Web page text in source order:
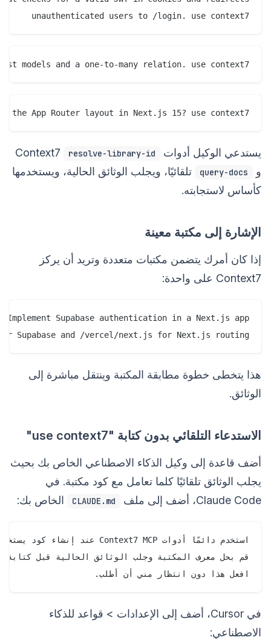
unauthenticated users to /login. use context7
models and a one-to-many relation. use context7
the App Router layout in Next.js 15? use context7
يستدعي الوكيل أدوات Context7 resolve-library-id
و query-docs
تلقائيًا، ويجلب الوثائق الحالية، ويستخدمها
كأساس لاستجابته.
الإشارة إلى مكتبة معينة
إذا كان أمرك يتضمن مكتبات متعددة وتريد أن يركز
Context7 على واحدة:
Supabase and /vercel/next.js for Next.js routing.
هذا يتخطى خطوة مطابقة المكتبة وينتقل مباشرة إلى
الوثائق.
الاستدعاء التلقائي بدون كتابة "use context7"
أضف قاعدة إلى وكيل الذكاء الاصطناعي الخاص بك بحيث
يجلب الوثائق تلقائيًا كلما تعامل مع كود مكتبة. في
Claude Code، أضف إلى ملف
CLAUDE.md الخاص بك:
افعل هذا دون انتظار مني أن أطلب.
في Cursor، أضف إلى الإعدادات > قواعد للذكاء
الاصطناعي: